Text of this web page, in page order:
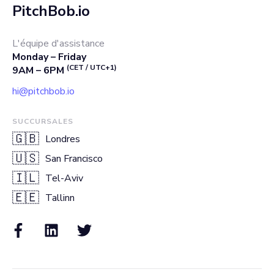
PitchBob.io
L'équipe d'assistance
Monday – Friday
9AM – 6PM (CET / UTC+1)
hi@pitchbob.io
SUCCURSALES
🇬🇧 Londres
🇺🇸 San Francisco
🇮🇱 Tel-Aviv
🇪🇪 Tallinn